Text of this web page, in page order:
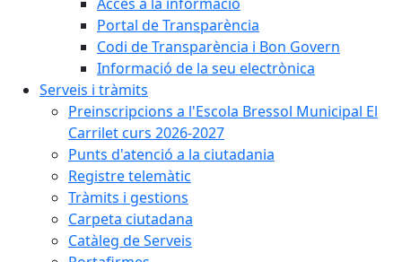
Portal de Transparència
Codi de Transparència i Bon Govern
Informació de la seu electrònica
Serveis i tràmits
Preinscripcions a l'Escola Bressol Municipal El
Carrilet curs 2026-2027
Punts d'atenció a la ciutadania
Registre telemàtic
Tràmits i gestions
Carpeta ciutadana
Catàleg de Serveis